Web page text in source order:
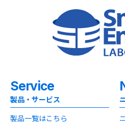
Service
製品・サービス
製品一覧はこちら